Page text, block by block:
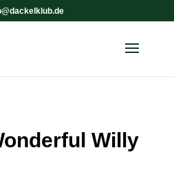
Willy